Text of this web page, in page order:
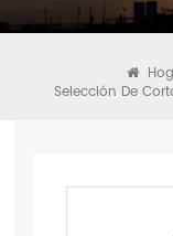
Selección De